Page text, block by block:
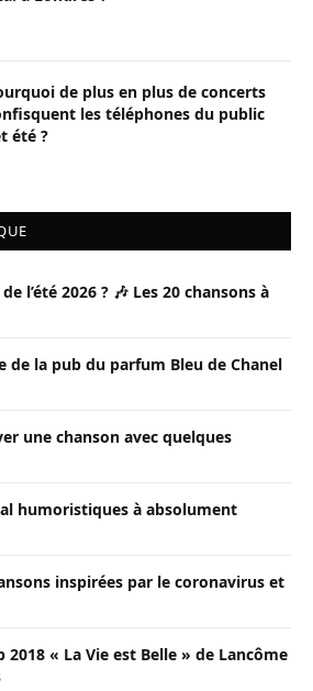
de plus en plus de concerts
les téléphones du public
été ?
l’été 2026 ? 🎶 Les 20 chansons à
de la pub du parfum Bleu de Chanel
une chanson avec quelques
humoristiques à absolument
inspirées par le coronavirus et
2018 « La Vie est Belle » de Lancôme